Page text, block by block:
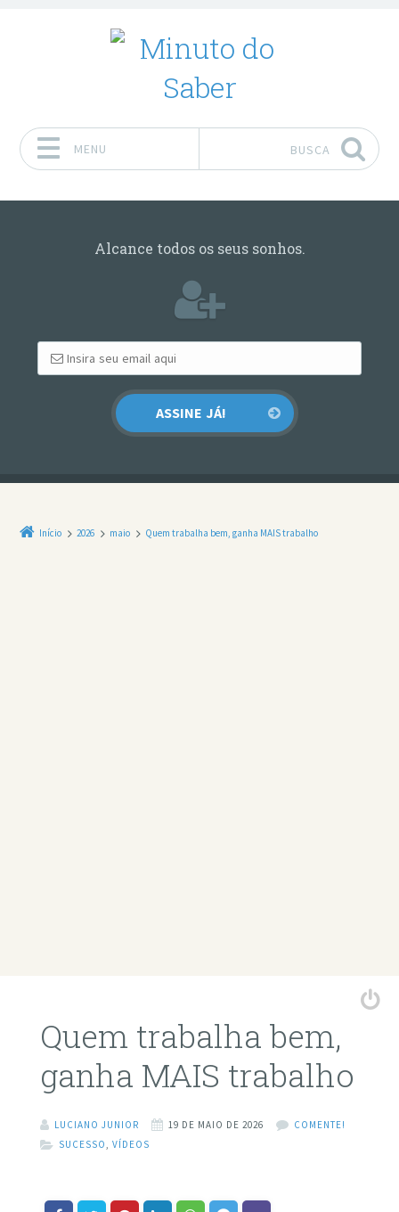
MENU BUSCA
Alcance todos os seus sonhos.
Início 2026 maio Quem trabalha bem, ganha MAIS trabalho
Quem trabalha bem,
ganha MAIS trabalho
LUCIANO JUNIOR 19 DE MAIO DE 2026
COMENTE!
SUCESSO
VÍDEOS